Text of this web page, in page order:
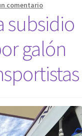
comentario
subsidio
galón